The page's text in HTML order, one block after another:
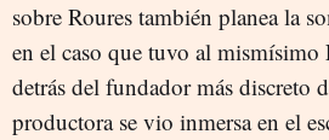
sobre Roures también planea la
en el caso que tuvo al mismísimo
detrás del fundador más discreto
productora se vio inmersa en el